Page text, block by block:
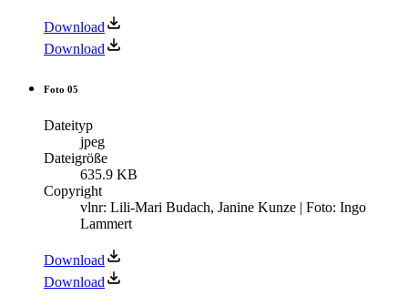
Download
Download
Foto 05
Dateityp
jpeg
Dateigröße
635.9 KB
Copyright
vlnr: Lili-Mari Budach, Janine Kunze | Foto: Ingo
Lammert
Download
Download